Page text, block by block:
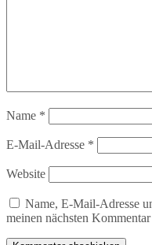
Name *
E-Mail-Adresse *
Website
Name, E-Mail-Adresse
meinen nächsten